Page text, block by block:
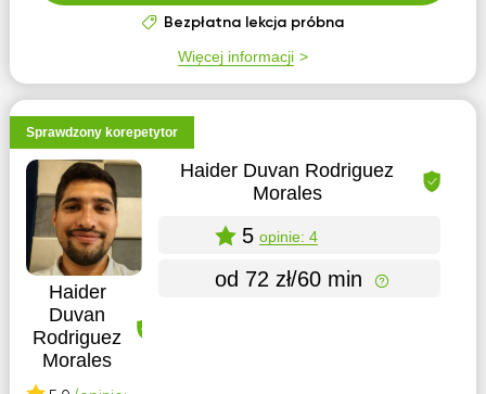
Bezpłatna lekcja próbna
Więcej informacji
Sprawdzony korepetytor
Haider
Duvan
Rodriguez
Morales
Haider Duvan Rodriguez
Morales
5 opinie: 4
od 72 zł/60 min